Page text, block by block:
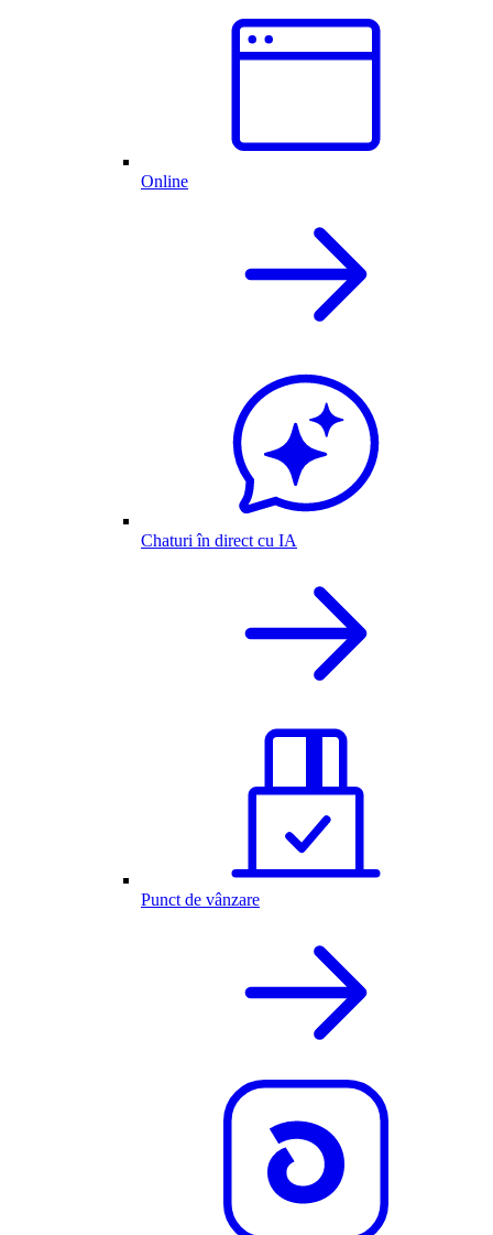
Online
Chaturi în direct cu IA
Punct de vânzare